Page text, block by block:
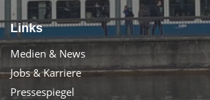
Links
Medien & News
Jobs & Karriere
Pressespiegel